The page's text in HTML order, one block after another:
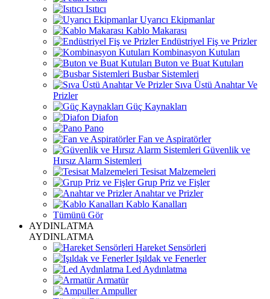
Isıtıcı
Uyarıcı Ekipmanlar
Kablo Makarası
Endüstriyel Fiş ve Prizler
Kombinasyon Kutuları
Buton ve Buat Kutuları
Busbar Sistemleri
Sıva Üstü Anahtar Ve
Prizler
Güç Kaynakları
Diafon
Pano
Fan ve Aspiratörler
Güvenlik ve
Hırsız Alarm Sistemleri
Tesisat Malzemeleri
Grup Priz ve Fişler
Anahtar ve Prizler
Kablo Kanalları
Tümünü Gör
AYDINLATMA
AYDINLATMA
Hareket Sensörleri
Işıldak ve Fenerler
Led Aydınlatma
Armatür
Ampuller